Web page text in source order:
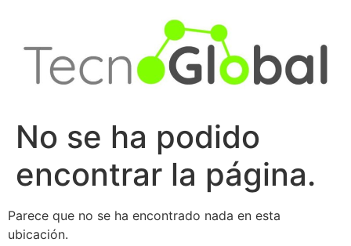
contenido
No se ha podido
encontrar la página.
Parece que no se ha encontrado nada en esta
ubicación.